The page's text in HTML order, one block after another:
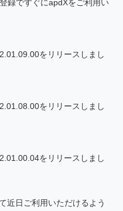
録ですぐにapdXをご利用い
をリリースしまし
をリリースしまし
をリリースしまし
近日ご利用いただけるよう